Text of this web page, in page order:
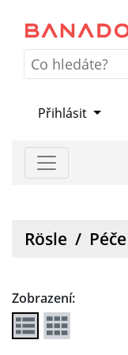
Přihlásit
Rösle /
Zobrazení: